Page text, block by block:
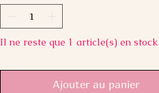
Il ne reste que 1 article(s) en stock
Ajouter au panier